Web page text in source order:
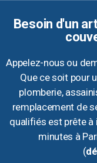
Besoin d'un
Appelez-nous ou
Que ce soit pour
plomberie,
remplacement de
qualifiés est prête à
minutes à
(